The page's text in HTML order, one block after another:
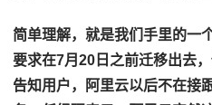
简单理解，就是我们手里的一
要求在7月20日之前迁移出去
告知用户，阿里云以后不在接